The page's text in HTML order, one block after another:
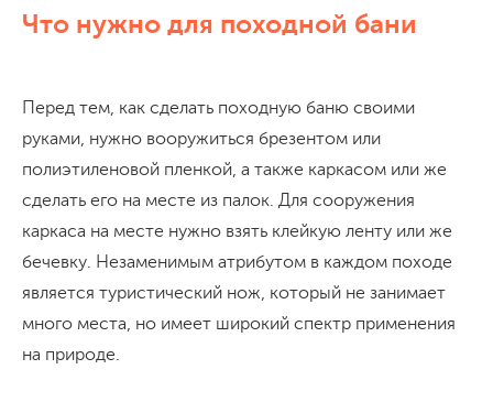
Что нужно для походной бани
Перед тем, как сделать походную баню своими
руками, нужно вооружиться брезентом или
полиэтиленовой пленкой, а также каркасом или же
сделать его на месте из палок. Для сооружения
каркаса на месте нужно взять клейкую ленту или же
бечевку. Незаменимым атрибутом в каждом походе
является туристический нож, который не занимает
много места, но имеет широкий спектр применения
на природе.